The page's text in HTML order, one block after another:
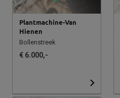
Plantmachine-Van
Hienen
Bollenstreek
€ 6.000,-